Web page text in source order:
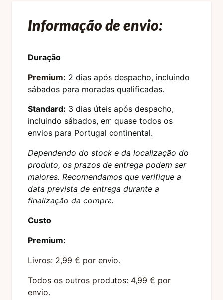
Informação de envio:
Duração
Premium: 2 dias após despacho, incluindo
sábados para moradas qualificadas.
Standard: 3 dias úteis após despacho,
incluindo sábados, em quase todos os
envios para Portugal continental.
Dependendo do stock e da localização do
produto, os prazos de entrega podem ser
maiores. Recomendamos que verifique a
data prevista de entrega durante a
finalização da compra.
Custo
Premium:
Livros: 2,99 € por envio.
Todos os outros produtos: 4,99 € por
envio.